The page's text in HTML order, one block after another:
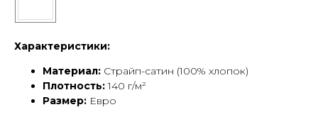
Характеристики:
Материал: Страйп-сатин (100% хлопок)
Плотность:140 г/м²
Размер: Евро